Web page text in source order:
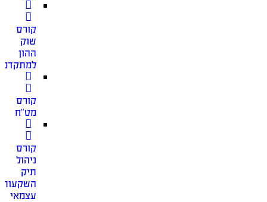
קורס
שוק
ההון
קורס
מט”ח
קורס
ניהול
תיק
השקעות
עצמאי